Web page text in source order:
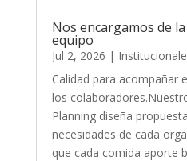
Nos encargamos de
equipo
Jul 2, 2026 |
Calidad para acompañar
los
Planning diseña
necesidades de cada
que cada comida aporte